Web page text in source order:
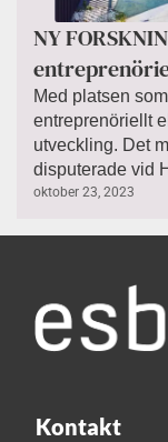
NY
Med platsen
entreprenöriellt
utveckling. Det
disputerade vid
oktober 23, 2023
Kontakt